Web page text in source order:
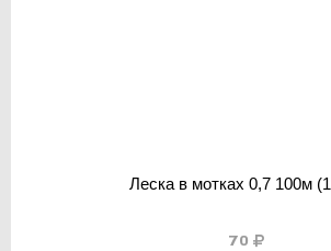
Леска в мотках 0,7 100м
70